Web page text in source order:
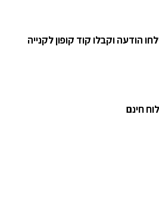
הודעה וקבלו קוד קופון לקנייה